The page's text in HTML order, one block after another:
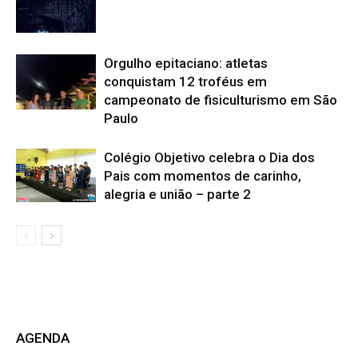
Orgulho epitaciano: atletas
conquistam 12 troféus em
campeonato de fisiculturismo em São
Paulo
Colégio Objetivo celebra o Dia dos
Pais com momentos de carinho,
alegria e união – parte 2
AGENDA